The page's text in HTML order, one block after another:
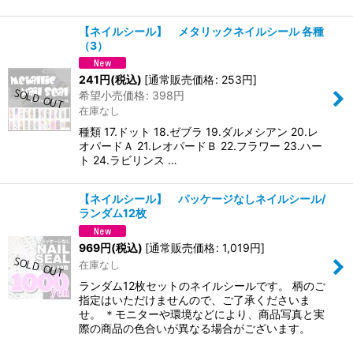
【ネイルシール】 メタリックネイルシール 各種
（3）
241円(税込) [通常販売価格: 253円]
希望小売価格: 398円
在庫なし
種類 17.ドット 18.ゼブラ 19.ダルメシアン 20.レ
オパードＡ 21.レオパードＢ 22.フラワー 23.ハー
ト 24.ラビリンス …
【ネイルシール】 パッケージなしネイルシール/
ランダム12枚
969円(税込) [通常販売価格: 1,019円]
在庫なし
ランダム12枚セットのネイルシールです。 柄のご
指定はいただけませんので、ご了承くださいま
せ。 ＊モニターや環境などにより、商品写真と実
際の商品の色合いが異なる場合がございます。